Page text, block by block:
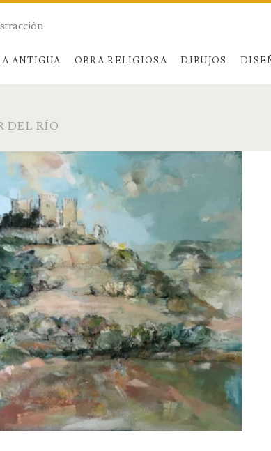
ANTIGUA OBRA RELIGIOSA DIBUJOS
DEL RÍO